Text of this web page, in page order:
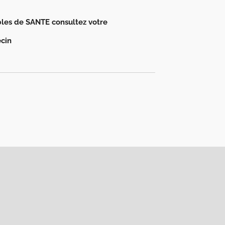
de SANTE consultez votre